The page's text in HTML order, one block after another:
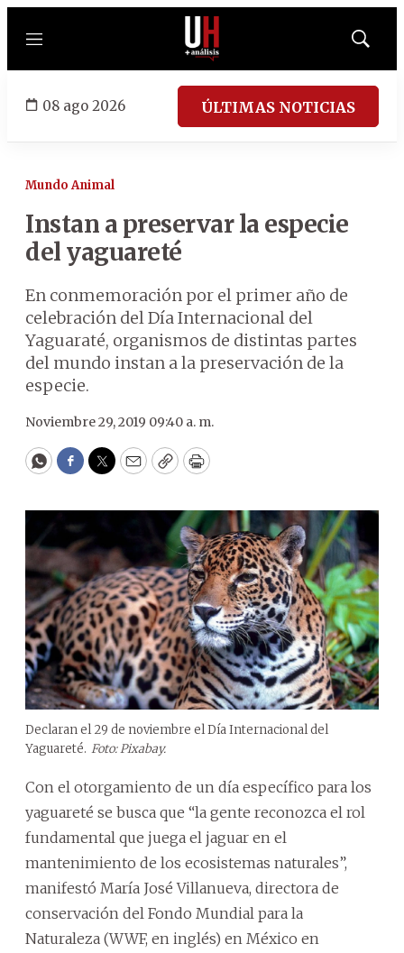
Menú
Mostrar
08 ago 2026 ÚLTIMAS NOTICIAS
Mundo Animal
Instan a preservar la especie
del yaguareté
En conmemoración por el primer año de
celebración del Día Internacional del
Yaguaraté, organismos de distintas partes
del mundo instan a la preservación de la
especie.
Noviembre 29, 2019 09:40 a. m.
WhatsApp
Facebook
Twitter
EmailCopyPrint
Declaran el 29 de noviembre el Día Internacional del
Yaguareté. Foto: Pixabay.
Con el otorgamiento de un día específico para los
yaguareté se busca que “la gente reconozca el rol
fundamental que juega el jaguar en el
mantenimiento de los ecosistemas naturales”,
manifestó María José Villanueva, directora de
conservación del Fondo Mundial para la
Naturaleza (WWF, en inglés) en México en